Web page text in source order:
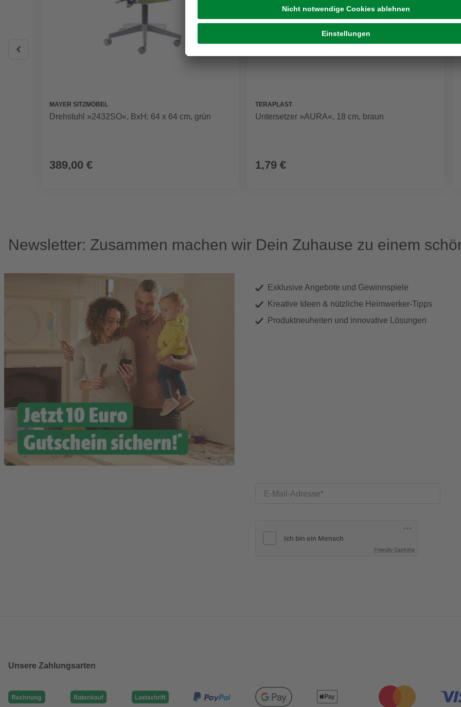
MAYER SITZMÖBEL
Drehstuhl »2432SO«, BxH: 64 x 64 cm, grün
389,00 €
TERAPLAST
Untersetzer »AURA«, 18 cm, braun
1,79 €
Newsletter: Zusammen machen wir Dein Zuhause zu einem
Exklusive Angebote und Gewinnspiele
Kreative Ideen & nützliche Heimwerker-Tipps
Produktneuheiten und innovative Lösungen
E-Mail-Adresse
Friendly Captcha
Unsere Zahlungsarten